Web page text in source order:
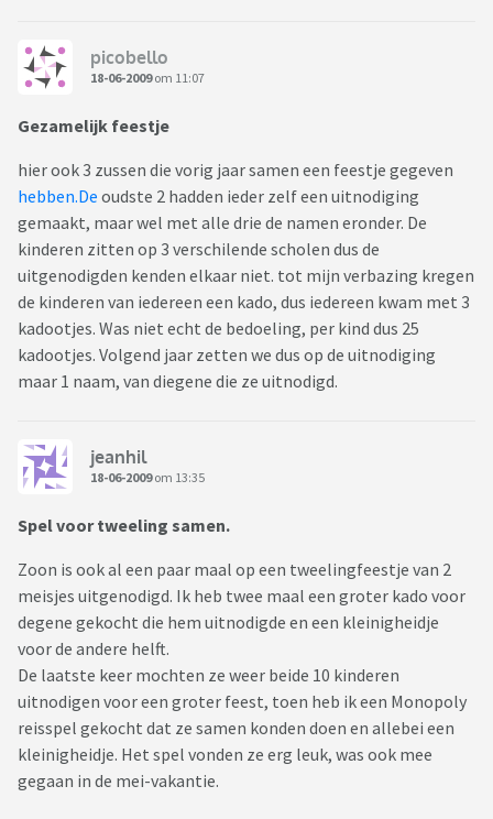
picobello
18-06-2009om 11:07
Gezamelijk feestje
hier ook 3 zussen die vorig jaar samen een feestje gegeven
hebben.De oudste 2 hadden ieder zelf een uitnodiging
gemaakt, maar wel met alle drie de namen eronder. De
kinderen zitten op 3 verschilende scholen dus de
uitgenodigden kenden elkaar niet. tot mijn verbazing kregen
de kinderen van iedereen een kado, dus iedereen kwam met 3
kadootjes. Was niet echt de bedoeling, per kind dus 25
kadootjes. Volgend jaar zetten we dus op de uitnodiging
maar 1 naam, van diegene die ze uitnodigd.
jeanhil
18-06-2009om 13:35
Spel voor tweeling samen.
Zoon is ook al een paar maal op een tweelingfeestje van 2
meisjes uitgenodigd. Ik heb twee maal een groter kado voor
degene gekocht die hem uitnodigde en een kleinigheidje
voor de andere helft.
De laatste keer mochten ze weer beide 10 kinderen
uitnodigen voor een groter feest, toen heb ik een Monopoly
reisspel gekocht dat ze samen konden doen en allebei een
kleinigheidje. Het spel vonden ze erg leuk, was ook mee
gegaan in de mei-vakantie.